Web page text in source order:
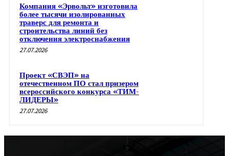
Компания «Эрвольт» изготовила
более тысячи изолированных
траверс для ремонта и
строительства линий без
отключения электроснабжения
27.07.2026
Проект «СВЭП» на
отечественном ПО стал призером
всероссийского конкурса «ТИМ-
ЛИДЕРЫ»
27.07.2026